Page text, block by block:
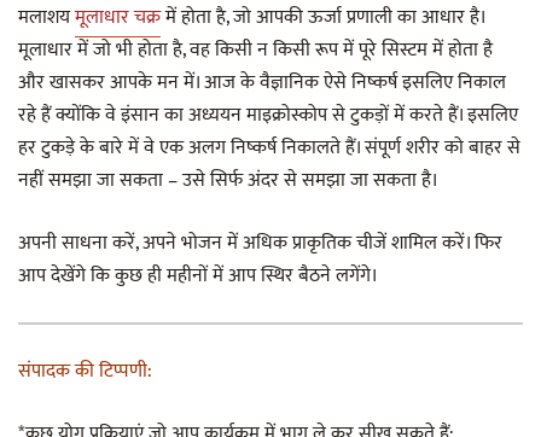
मलाशयमूलाधार चक्रमें होता है, जो आपकी ऊर्जा प्रणाली का आधार है।
मूलाधार में जो भी होता है, वह किसी न किसी रूप में पूरे सिस्टम में होता है
और खासकर आपके मन में। आज के वैज्ञानिक ऐसे निष्कर्ष इसलिए निकाल
रहे हैं क्योंकि वे इंसान का अध्ययन माइक्रोस्कोप से टुकड़ों में करते हैं। इसलिए
हर टुकड़े के बारे में वे एक अलग निष्कर्ष निकालते हैं। संपूर्ण शरीर को बाहर से
नहीं समझा जा सकता – उसे सिर्फ अंदर से समझा जा सकता है।
अपनी साधना करें, अपने भोजन में अधिक प्राकृतिक चीजें शामिल करें। फिर
आप देखेंगे कि कुछ ही महीनों में आप स्थिर बैठने लगेंगे।
संपादक की टिप्पणी: